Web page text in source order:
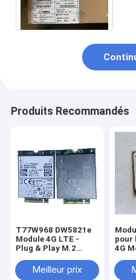
Produits Recommandés
T77W968 DW5821e
Module 4G LTE -
Plug & Play M.2
DW5821e (T77W968)
Qualcomm X20 LTE
Meilleur prix
pour
4G
GNSS